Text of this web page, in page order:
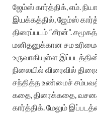
ஜேம்ஸ் கார்த்திக், எம்.
இயக்கத்தில், ஜேம்ஸ்
திரைப்படம் “சீரன்”.
மனிதனுக்கான சம
உருவாகியுள்ள
நிலையில் விரைவில்
சந்தித்த உண்மைச்
கதை, திரைக்கதை,
கார்த்திக். மேலும்